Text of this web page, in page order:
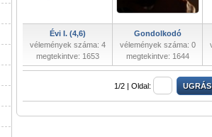
Évi I. (4,6)
vélemények száma: 4
megtekintve: 1653
Gondolkodó
vélemények száma: 0
megtekintve: 1644
1/2 | Oldal: